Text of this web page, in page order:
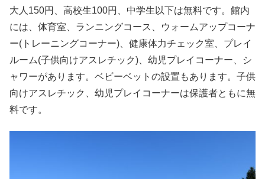
大人150円、高校生100円、中学生以下は無料です。館内
には、体育室、ランニングコース、ウォームアップコーナ
ー(トレーニングコーナー)、健康体力チェック室、プレイ
ルーム(子供向けアスレチック)、幼児プレイコーナー、シ
ャワーがあります。ベビーベットの設置もあります。子供
向けアスレチック、幼児プレイコーナーは保護者ともに無
料です。